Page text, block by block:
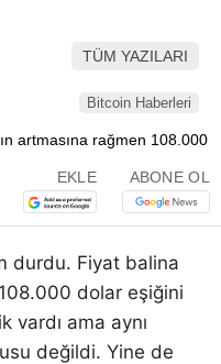
TÜM YAZILARI
Bitcoin Haberleri
EKLE ABONE OL
durdu. Fiyat balina
108.000 dolar eşiğini
vardı ama aynı
değildi. Yine de